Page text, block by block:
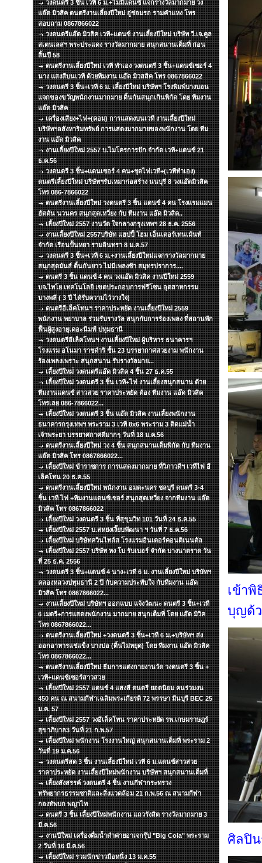
วงดนตรี 3 ชิ้น เวที 6 ม.+ไมมีแดนซ์ แจกรางวัลมากมาย วง
แอ๊ด มิวสิค ดนตรีงานเลี้ยงปีใหม่ อู่ซ่อมรถ รามคำแหง โทร
สอบถาม 0867866022
วงดนตรีแอ๊ด มิวสิค เวที+แดนซ์ งานเลี้ยงปีใหม่ บริษัท วี.เจ.คูล
สเตนเลสฯ พระประแดง รางวัลมากมาย สนุกสนานเต็มที่ ก่อน
สิ้นปี 58
ดนตรีงานเลี้ยงปีใหม่ เวที ทำเอง วงดนตรี 3 ชิ้น+แดนซ์เซอร์ 4
นาง แสงสีบนเวที ด้วยทีมงาน แอ๊ด มิวสสิค โทร 0867866022
วงดนตรี 3 ชิ้น+เวที 6 ม. เลี้ยงปีใหม่ บริษัทฯ โรงพิมพ์บางบอน
แจกของขวัญพนักงานมากมาย ดิ้นกันสนุกเกินพิกัด โดย ทีมงาน
แอ๊ด มิวสิค
เครื่องเสียง+ไฟ+(คอม) การแสดงบนเวที งานเลี้ยงปีใหม่
บริษัทฯอสังหาริมทรัพย์ การแสดงมากมายของพนักงาน โดย ทีม
งาน แอ๊ด มิวสิค
งานเลี้ยงปีใหม่ 2557 บ.ไมโครการปัก จำกัด เวที+แดนซ์ 21
ธ.ค.56
วงดนตรี 3 ชิ้น+แดนเซอร์ 4 คน+ชุดไฟเวที+(เวทีทำเอง)
ดนตรีเลี้ยงปีใหม่ บริษัทฯรับเหมาก่อสร้าง นนบุรี 8 วงแอ๊ดมิวสิค
โทร 086-7866022
ดนตรีงานเลี้ยงปีใหม่ วงดนตรี 3 ชิ้น แดนซ์ 4 คน โรงแรมแมน
ฮัตตัน นวนคร สนุกสุดเหวี่ยง กับ ทีมงาน แอ๊ด มิวสิค..
เลี้ยงปีใหม่ 2557 งานวัด ใจกลางกรุงเทพฯ 28 ธ.ค. 2556
งานเลี้ยงปีใหม่ 2557บริษัท แฮปปี้ โฮม เอ็นเตอร์เทนเม้นท์
จำกัด เรือนปั้นหยา รามอินทรา 8 ม.ค.57
วงดนตรี 3 ชิ้น+เวที 6 ม.+งานเลี้ยงปีใหม่แจกรางวัลมากมาย
สนุกสุดมันส์ ดิ้นกันยาว ไม่มีเพลงช้า สมุทรปราการ....
ดนตรี 3 ชิ้น แดนซ์ 4 คน วงแอ๊ด มิวสิค งานปีใหม่ 2559
บจ.ไทโย เทคโนโลยี เขตประกอบการฟรีโซน อุตสาหกรรม
บางพลี ( 3 ปี ได้รับความไว้วางใจ)
ดนตรีอีเล็คโทนฯ ราคาประหยัด งานเลี้ยงปีใหม่ 2559
พนักงาน พยาบาล ร่วมรับรางวัล สนุกกับการร้องเพลง ที่สถานพัก
ฟื้นผู้สูงอายุเดอะนีมฟ์ ปทุมธานี
วงดนตรีอีเล็คโทนฯ งานเลี้ยงปีใหม่ ผู้บริหาร ธนาคารฯ
โรงแรม อโนมา ราชดำริ ชั้น 23 บรรยากาศสวยงาม พนักงาน
ร้องเพลงเพราะ สนุกสนาน รับรางวัลมาย...
เลี้ยงปีใหม่่ วงดนตรีแอ๊ด มิวสิค 4 ชิ้น 27 ธ.ค.55
เลี้ยงปีใหม่ วงดนตรี 3 ชิ้น เวที+ไฟ งานเลี้ยงสนุกสนาน ด้วย
ทีมงานแดนซ์ สาวสวย ราคาประหยัด ต้อง ทีมงาน แอ๊ด มิวสิค
โทรเลย 086-7866022...
เลี้ยงปีใหม่ วงดนตรี 3 ชิ้น แอ๊ด มิวสิค งานเลี้ยงพนักงาน
ธนาคารกรุงเทพฯ พระราม 3 เวที 8x6 พระราม 3 ติดแม่น้ำ
เจ้าพระยา บรรยาศกาศดีมากๆ วันที่ 18 ม.ค.56
ดนตรีงานเลี้ยงปีใหม่ วง 4 ชิ้น สนุกสนานเต็มพิกัด กับ ทีมงาน
แอ๊ด มิวสิค โทร 0867866022...
เลี้ยงปีใหม่ ข้าราชการ การแสดงมากมาย ที่วิภาวดีฯ เวทีไฟ อี
เล็คโทน 20 ธ.ค.55
ดนตรีงานเลี้ยงปีใหม่ พนักงาน อมตะนคร ชลบุรี ดนตรี 3-4
ชิ้น เวที ไฟ +ทีมงานแดนซ์เซอร์ สนุกสุดเหวี่ยง จากทีมงาน แอ๊ด
มิวสิค โทร 0867866022
เลี้ยงปีใหม่ วงดนตรี 3 ชิ้น ที่สุขุมวิท 101 วันที่ 24 ธ.ค.55
เลี้ยงปีใหม่ 2557 บ.สหย่งเงี๊ยบพัฒนา ฯ วันที่ 7 ธ.ค.56
เลี้ยงปีใหม่ บริษัทควินไทล์ส โรงแรมอินเตอร์คอนติเนนตัล
เลี้ยงปีใหม่ 2557 บริษัท หง โบ รับเบอร์ จำกัด บางนาตราด วัน
ที่ 25 ธ.ค. 2556
วงดนตรี 3 ชิ้น+แดนซ์ 4 นาง+เวที 6 ม. งานเลี้ยงปีใหม่ บริษัทฯ
คลองหลวงปทุมธานี 2 ปี กับความประทับใจ กับทีมงาน แอ๊ด
มิวสิค โทร 0867866022...
งานเลี้ยงปีใหม่ บริษัทฯ ออกแบบ แจ้งวัฒนะ ดนตรี 3 ชิ้น+เวที
6 เมตรี+การแสดงพนักงาน มากมาย สนุกเต็มที่ โดย แอ๊ด มิวิค
โทร 0867866022...
ดนตรีงานเลี้ยงปีใหม่ +วงดนตรี 3 ชิ้น+เวที 6 ม.+บริษัทฯ ส่ง
ออกอาหารแช่แข็ง บางบ่อ (ดิ้นไม่หยุด) โดย ทีมงาน แอ๊ด มิวสิค
โทร 0867866022...
ดนตรีงานเลี้ยงปีใหม่ ธีมการแต่งกายงานวัด วงดนตรี 3 ชิ้น +
เวที+แดนซ์เซอร์สาวสวย
เลี้ยงปีใหม่ 2557 แดนซ์ 4 แสงสี ดนตรี ยอดนิยม คนร่วมงน
450 คน ณ สนามกีฬาเฉลิมพระเกียรติ 72 พรรษา มีนบุรี BEC 25
ม.ค. 57
เลี้ยงปีใหม่ 2557 วงอีเล็คโทน ราคาประหยัด รพ.เกษมราษฎร์
สุขาภิบาล3 วันที่ 21 ก.พ.57
เลี้ยงปีใหม่ พนักงาน โรงงานใหญ่ สนุกสนานเต็มที่ พระราม 2
วันที่ 19 ม.ค.56
วงดนตรีสด 3 ชิ้น งานเลี้ยงปีใหม่ เวที 6 ม.แดนซ์สาวสวย
ราคาประหยัด งานเลี้ยงปีใหม่พนักงาน บริษัทฯ สนุกสนานเต็มที่
เลี้ยงสังสรรค์ วงดนตรี 4 ชิ้น งานกีฬากระทรวง
ทรัพยากรธรรมชาติและสิ่งแวดล้อม 21 ก.พ.56 ณ สนามกีฬา
กองทัพบก พญาไท
ดนตรี 3 ชิ้น เลี้ยงปีใหม่พนักงาน แถวรังสิต รางวัลมากมาย 3
มี.ค.56
งานปีใหม่ เครื่องดื่มน้ำดำค่ายอาเจกรุ๊ป "Big Cola" พระราม
2 วันที่ 16 มี.ค.56
เลี้ยงปีใหม่ รวมนักข่าวมือหนึ่ง 13 ม.ค.55
เข้า
บุญด้
ศิลปิน